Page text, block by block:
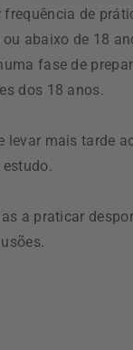
de
abaixo de 18
fase de
dos 18 anos.
levar mais tarde
a praticar